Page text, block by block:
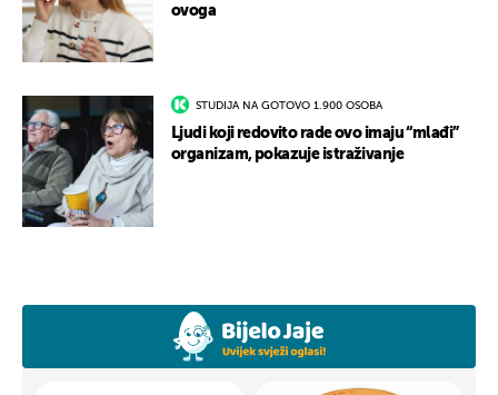
ovoga
STUDIJA NA GOTOVO 1.900 OSOBA
Ljudi koji redovito rade ovo imaju “mlađi”
organizam, pokazuje istraživanje